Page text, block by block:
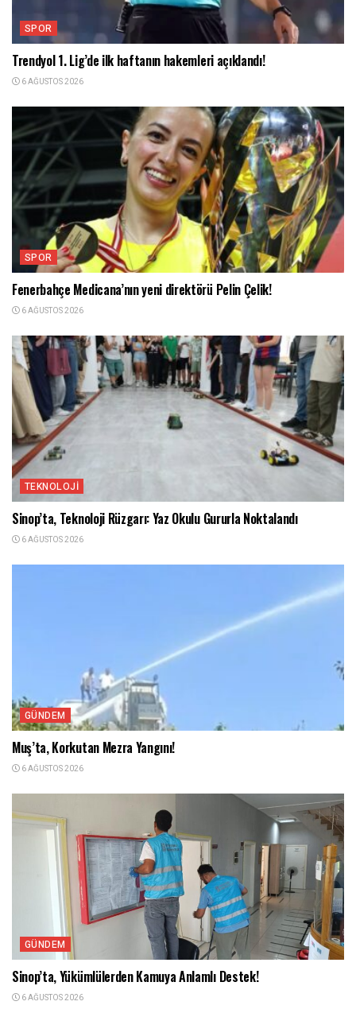
SPOR
Trendyol 1. Lig’de ilk haftanın hakemleri açıklandı!
6 AĞUSTOS 2026
SPOR
Fenerbahçe Medicana’nın yeni direktörü Pelin Çelik!
6 AĞUSTOS 2026
TEKNOLOJI
Sinop’ta, Teknoloji Rüzgarı: Yaz Okulu Gururla Noktalandı
6 AĞUSTOS 2026
GÜNDEM
Muş’ta, Korkutan Mezra Yangını!
6 AĞUSTOS 2026
GÜNDEM
Sinop’ta, Yükümlülerden Kamuya Anlamlı Destek!
6 AĞUSTOS 2026